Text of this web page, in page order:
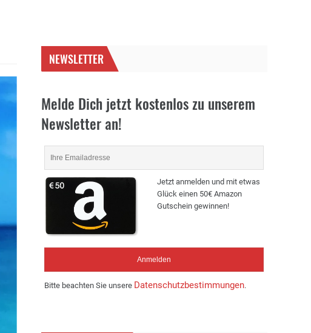
NEWSLETTER
Melde Dich jetzt kostenlos zu unserem
Newsletter an!
Jetzt anmelden und mit etwas
Glück einen 50€ Amazon
Gutschein gewinnen!
Bitte beachten Sie unsere Datenschutzbestimmungen.